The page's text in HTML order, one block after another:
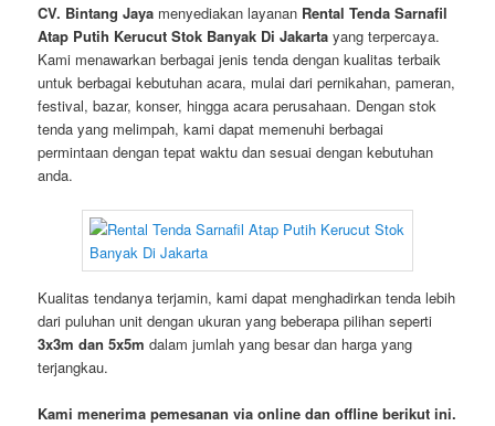
CV. Bintang Jaya menyediakan layanan Rental Tenda Sarnafil
Atap Putih Kerucut Stok Banyak Di Jakartayang terpercaya.
Kami menawarkan berbagai jenis tenda dengan kualitas terbaik
untuk berbagai kebutuhan acara, mulai dari pernikahan, pameran,
festival, bazar, konser, hingga acara perusahaan. Dengan stok
tenda yang melimpah, kami dapat memenuhi berbagai
permintaan dengan tepat waktu dan sesuai dengan kebutuhan
anda.
Kualitas tendanya terjamin, kami dapat menghadirkan tenda lebih
dari puluhan unit dengan ukuran yang beberapa pilihan seperti
3x3m dan 5x5m dalam jumlah yang besar dan harga yang
terjangkau.
Kami menerima pemesanan via online dan offline berikut ini.